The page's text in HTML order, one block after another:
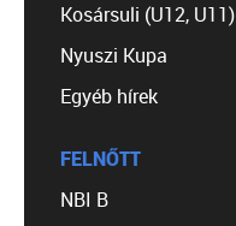
Kosársuli (U12, U11)
Nyuszi Kupa
Egyéb hírek
FELNŐTT
NBI B